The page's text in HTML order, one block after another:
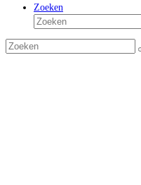
Zoeken
Zoeken
Zoeken